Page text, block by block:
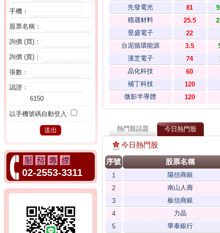
手機：
股票名稱：
詢價 (買)：
詢價 (賣)：
張數：
認證：
6150
以手機號碼自動登入:
02-2553-3311
先發電光
81
穩晟材料
25.5
昱盛電子
22
台泥循環能源
3.5
漢芝電子
74
晶化科技
60
補丁科技
120
微影半導體
120
熱門股話題 今日熱門股
今日熱門股
序號
股票名稱
1
陽信商銀
2
南山人壽
3
板信商銀
4
力晶
5
華泰銀行